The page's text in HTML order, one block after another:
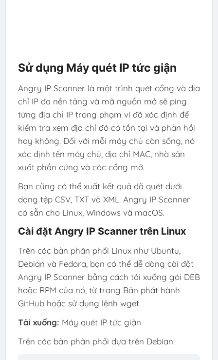
Sử dụng Máy quét IP tức giận
Angry IP Scanner là một trình quét cổng và địa
chỉ IP đa nền tảng và mã nguồn mở sẽ ping
từng địa chỉ IP trong phạm vi đã xác định để
kiểm tra xem địa chỉ đó có tồn tại và phản hồi
hay không. Đối với mỗi máy chủ còn sống, nó
xác định tên máy chủ, địa chỉ MAC, nhà sản
xuất phần cứng và các cổng mở.
Bạn cũng có thể xuất kết quả đã quét dưới
dạng tệp CSV, TXT và XML. Angry IP Scanner
có sẵn cho Linux, Windows và macOS.
Cài đặt Angry IP Scanner trên Linux
Trên các bản phân phối Linux như Ubuntu,
Debian và Fedora, bạn có thể dễ dàng cài đặt
Angry IP Scanner bằng cách tải xuống gói DEB
hoặc RPM của nó, từ trang Bản phát hành
GitHub hoặc sử dụng lệnh wget.
Tải xuống: Máy quét IP tức giận
Trên các bản phân phối dựa trên Debian: